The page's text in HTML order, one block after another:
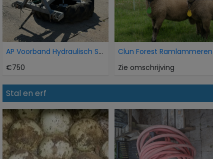
AP Voorband Hydraulisch Schuif Kuilvoer voer aansc
€750
Clun Forest Ramlammeren
Zie omschrijving
Stal en erf